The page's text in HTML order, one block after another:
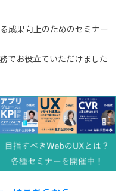
成果向上のためのセミナー
でお役立ていただけました